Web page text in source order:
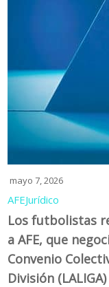
mayo 7, 2026
AFEJurídico
Los futbolistas
a AFE, que
Convenio
División (LALIGA)